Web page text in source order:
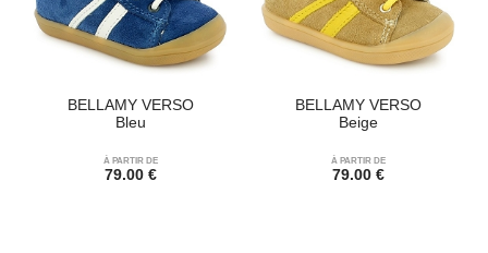
BELLAMY VERSO
Bleu
À PARTIR DE
79.00 €
BELLAMY VERSO
Beige
À PARTIR DE
79.00 €